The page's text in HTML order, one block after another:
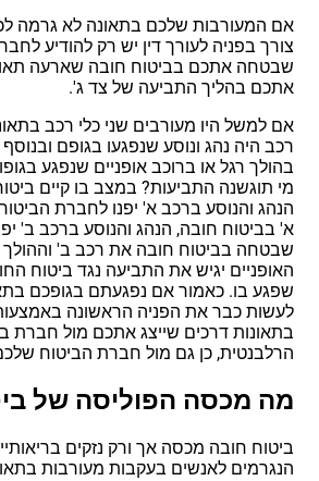
אם המעורבות שלכם בתאונה לא גרמה
צורך בפניה לעורך דין יש רק להודיע
שבטחה אתכם בביטוח חובה שארעה
אתכם בהליך התביעה של צד ג'.
אם למשל היו מעורבים שני כלי רכב
רכב היה נהג ונוסע שנפגעו בגופם
בהולך רגל או ברוכב אופניים שנפגע
מי תוגשנה התביעות? במצב בו קיים
הנהג והנוסע ברכב א' יפנו לחברת
א' בביטוח חובה, הנהג והנוסע ברכב ב'
שבטחה בביטוח חובה את רכב ב' וההולך
האופניים יגיש את התביעה נגד ביטוח
שפגע בו. כאמור אם נפגעתם בגופכם
לעשות כבר את הפניה הראשונה
בתאונות דרכים שייצג אתכם מול חברת
הרלבנטית, כן גם מול חברת הביטוח
מה מכסה הפוליסה של
ביטוח חובה מכסה אך ורק נזקים
הנגרמים לאנשים בעקבות מעורבות